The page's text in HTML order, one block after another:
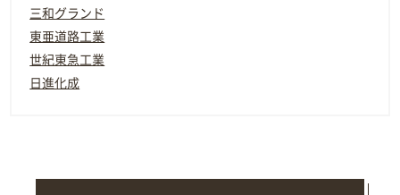
三和グランド
東亜道路工業
世紀東急工業
日進化成